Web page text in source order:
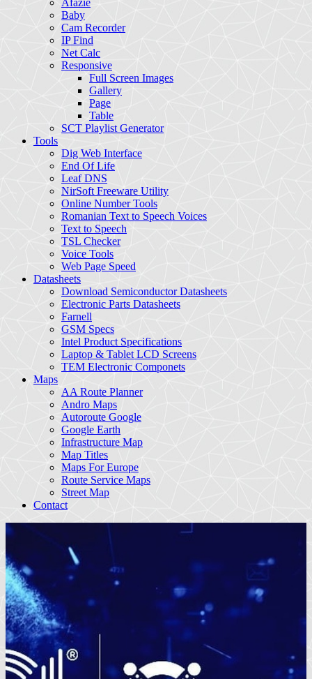
Afazie
Baby
Cam Recorder
IP Find
Net Calc
Responsive
Full Screen Images
Gallery
Page
Table
SCT Playlist Generator
Tools
Dig Web Interface
End Of Life
Leaf DNS
NirSoft Freeware Utility
Online Number Tools
Romanian Text to Speech Voices
Text to Speech
TSL Checker
Voice Tools
Web Page Speed
Datasheets
Download Semiconductor Datasheets
Electronic Parts Datasheets
Farnell
GSM Specs
Intel Product Specifications
Laptop & Tablet LCD Screens
TEM Electronic Componets
Maps
AA Route Planner
Andro Maps
Autoroute Google
Google Earth
Infrastructure Map
Map Titles
Maps For Europe
Route Service Maps
Street Map
Contact